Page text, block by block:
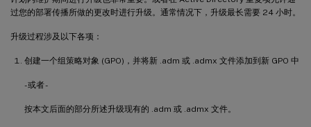
过您的部署传播所做的更改时进行升级。通常情况下，升级最长需要 24 小时。
升级过程涉及以下各项：
创建一个组策略对象 (GPO)，并将新 .adm 或 .admx 文件添加到新 GPO 中
- 或者 -
按本文后面的部分所述升级现有的 .adm 或 .admx 文件。